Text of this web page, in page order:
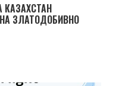
ЗЛАТОДОБИВНО